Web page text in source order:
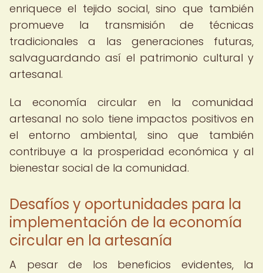
enriquece el tejido social, sino que también
promueve la transmisión de técnicas
tradicionales a las generaciones futuras,
salvaguardando así el patrimonio cultural y
artesanal.
La economía circular en la comunidad
artesanal no solo tiene impactos positivos en
el entorno ambiental, sino que también
contribuye a la prosperidad económica y al
bienestar social de la comunidad.
Desafíos y oportunidades para la
implementación de la economía
circular en la artesanía
A pesar de los beneficios evidentes, la